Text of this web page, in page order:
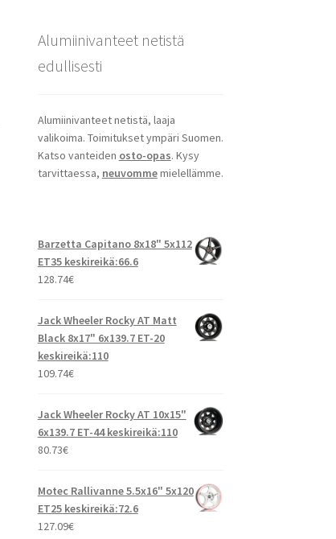
Alumiinivanteet netistä
edullisesti
Alumiinivanteet netistä, laaja
valikoima. Toimitukset ympäri Suomen.
Katso vanteiden osto-opas. Kysy
tarvittaessa, neuvommemielellämme.
Barzetta Capitano 8x18" 5x112
ET35 keskireikä:66.6
128.74€
Jack Wheeler Rocky AT Matt
Black 8x17" 6x139.7 ET-20
keskireikä:110
109.74€
Jack Wheeler Rocky AT 10x15"
6x139.7 ET-44 keskireikä:110
80.73€
Motec Rallivanne 5.5x16" 5x120
ET25 keskireikä:72.6
127.09€